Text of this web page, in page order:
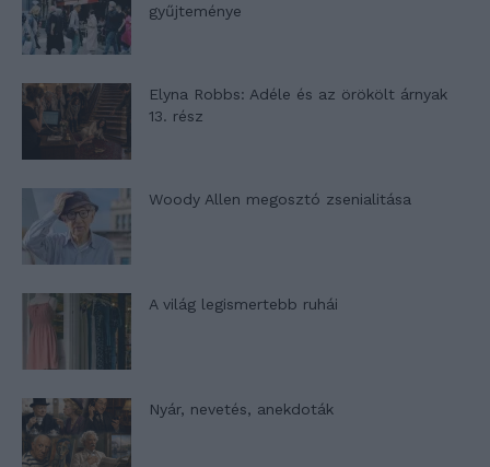
gyűjteménye
Elyna Robbs: Adéle és az örökölt árnyak
13. rész
Woody Allen megosztó zsenialitása
A világ legismertebb ruhái
Nyár, nevetés, anekdoták